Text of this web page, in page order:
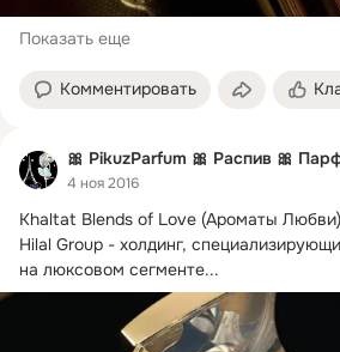
Показать еще
Комментировать
🎀 PikuzParfum 🎀 Распив 🎀
4 ноя 2016
Khaltat Blends of Love (Ароматы
Hilal Group - холдинг,
на люксовом сегменте...